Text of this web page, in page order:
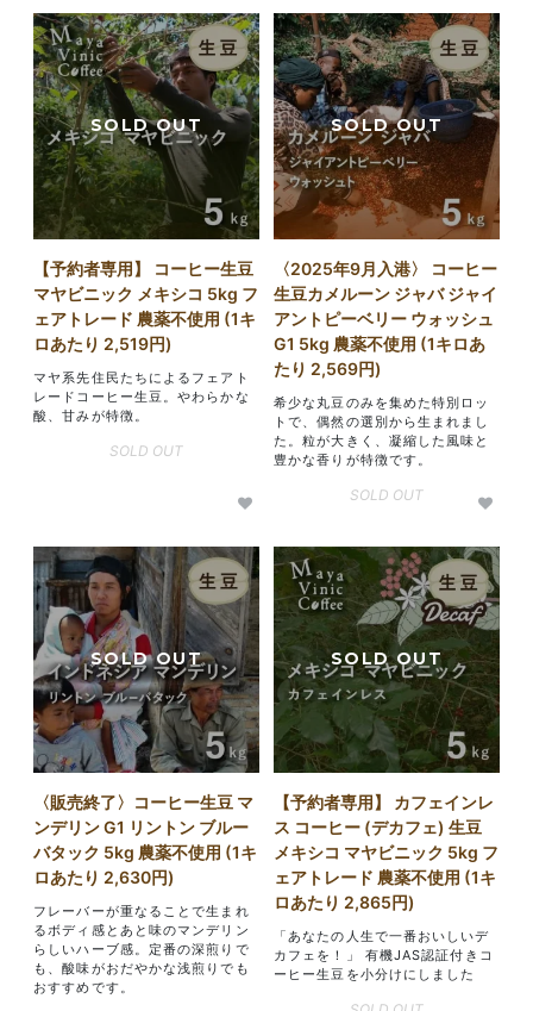
【予約者専用】 コーヒー生豆
マヤビニック メキシコ 5kg フ
ェアトレード 農薬不使用 (1キ
ロあたり 2,519円)
マヤ系先住民たちによるフェアト
レードコーヒー生豆。やわらかな
酸、甘みが特徴。
SOLD OUT
〈2025年9月入港〉 コーヒー
生豆カメルーン ジャバ ジャイ
アントピーベリー ウォッシュ
G1 5kg 農薬不使用 (1キロあ
たり 2,569円)
希少な丸豆のみを集めた特別ロッ
トで、偶然の選別から生まれまし
た。粒が大きく、凝縮した風味と
豊かな香りが特徴です。
SOLD OUT
〈販売終了〉コーヒー生豆 マ
ンデリン G1 リントン ブルー
バタック 5kg 農薬不使用 (1キ
ロあたり 2,630円)
フレーバーが重なることで生まれ
るボディ感とあと味のマンデリン
らしいハーブ感。定番の深煎りで
も、酸味がおだやかな浅煎りでも
おすすめです。
【予約者専用】 カフェインレ
ス コーヒー (デカフェ) 生豆
メキシコ マヤビニック 5kg フ
ェアトレード 農薬不使用 (1キ
ロあたり 2,865円)
「あなたの人生で一番おいしいデ
カフェを！」 有機JAS認証付きコ
ーヒー生豆を小分けにしました